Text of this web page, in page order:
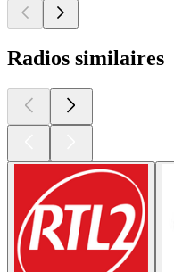
Radios similaires